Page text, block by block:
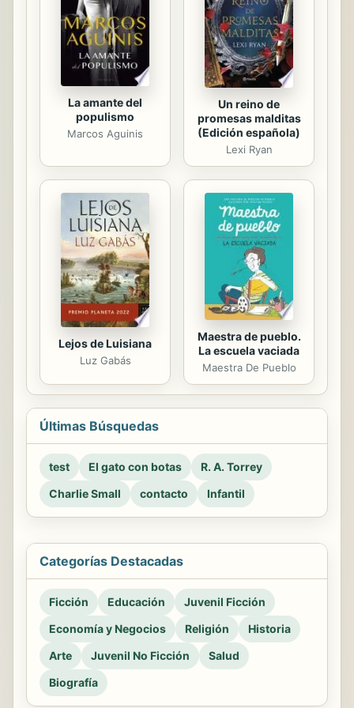
tema, siento la seguridad de afirmar
que uno de los mayores éxitos de
nuestra sociedad contemporánea es
el firme...
La amante del
populismo
Marcos Aguinis
Un reino de
promesas malditas
(Edición española)
Lexi Ryan
Lejos de Luisiana
Luz Gabás
Maestra de pueblo.
La escuela vaciada
Maestra De Pueblo
Últimas Búsquedas
test El gato con botas
R. A. Torrey
Charlie Small
contacto Infantil
Categorías Destacadas
Ficción Educación
Juvenil Ficción
Economía y Negocios
Religión
Historia
Arte
Juvenil No Ficción
Salud
Biografía